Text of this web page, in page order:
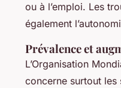
ou à l’emploi. Les
également
Prévalence et
L’Organisation
concerne surtout les